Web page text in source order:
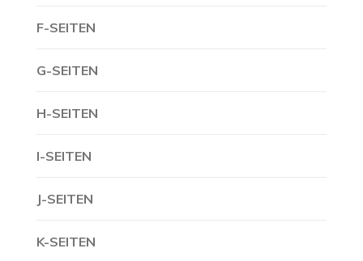
F-SEITEN
G-SEITEN
H-SEITEN
I-SEITEN
J-SEITEN
K-SEITEN